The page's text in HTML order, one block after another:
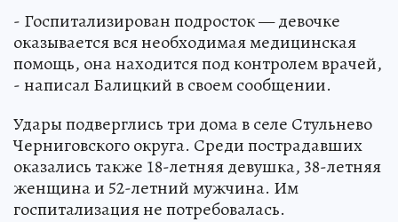
- Госпитализирован подросток — девочке
оказывается вся необходимая медицинская
помощь, она находится под контролем врачей,
- написал Балицкий в своем сообщении.
Удары подверглись три дома в селе Стульнево
Черниговского округа. Среди пострадавших
оказались также 18-летняя девушка, 38-летняя
женщина и 52-летний мужчина. Им
госпитализация не потребовалась.